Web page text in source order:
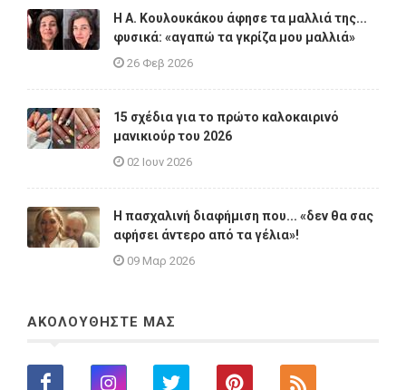
Η A. Κουλουκάκου άφησε τα μαλλιά της...
φυσικά: «αγαπώ τα γκρίζα μου μαλλιά»
26 Φεβ 2026
15 σχέδια για το πρώτο καλοκαιρινό
μανικιούρ του 2026
02 Ιουν 2026
Η πασχαλινή διαφήμιση που... «δεν θα σας
αφήσει άντερο από τα γέλια»!
09 Μαρ 2026
ΑΚΟΛΟΥΘΗΣΤΕ ΜΑΣ